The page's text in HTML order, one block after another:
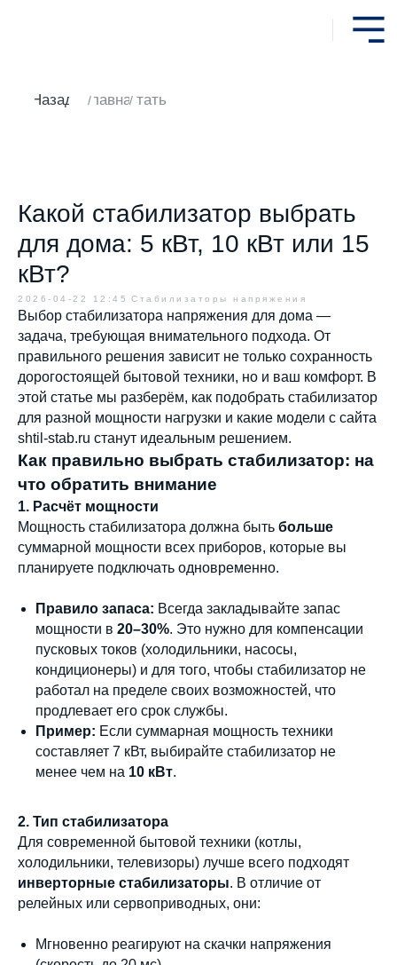
Какой стабилизатор выбрать
для дома: 5 кВт, 10 кВт или 15
кВт?
2026-04-22 12:45 Стабилизаторы напряжения
Выбор стабилизатора напряжения для дома —
задача, требующая внимательного подхода. От
правильного решения зависит не только сохранность
дорогостоящей бытовой техники, но и ваш комфорт. В
этой статье мы разберём, как подобрать стабилизатор
для разной мощности нагрузки и какие модели с сайта
shtil-stab.ru станут идеальным решением.
Как правильно выбрать стабилизатор: на
что обратить внимание
1. Расчёт мощности
Мощность стабилизатора должна быть больше
суммарной мощности всех приборов, которые вы
планируете подключать одновременно.
Правило запаса: Всегда закладывайте запас
мощности в 20–30%. Это нужно для компенсации
пусковых токов (холодильники, насосы,
кондиционеры) и для того, чтобы стабилизатор не
работал на пределе своих возможностей, что
продлевает его срок службы.
Пример: Если суммарная мощность техники
составляет 7 кВт, выбирайте стабилизатор не
менее чем на 10 кВт.
2. Тип стабилизатора
Для современной бытовой техники (котлы,
холодильники, телевизоры) лучше всего подходят
инверторные стабилизаторы. В отличие от
релейных или сервоприводных, они:
Мгновенно реагируют на скачки напряжения